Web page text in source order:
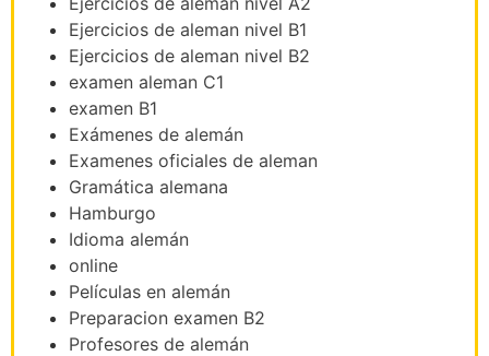
Ejercicios de aleman nivel B1
Ejercicios de aleman nivel B2
examen aleman C1
examen B1
Exámenes de alemán
Examenes oficiales de aleman
Gramática alemana
Hamburgo
Idioma alemán
online
Películas en alemán
Preparacion examen B2
Profesores de alemán